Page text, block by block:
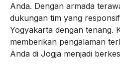
Anda. Dengan armada
dukungan tim yang
Yogyakarta dengan tenang.
memberikan pengalaman
Anda di Jogja menjadi